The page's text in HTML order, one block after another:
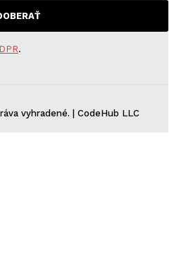
.
vyhradené. | CodeHub LLC